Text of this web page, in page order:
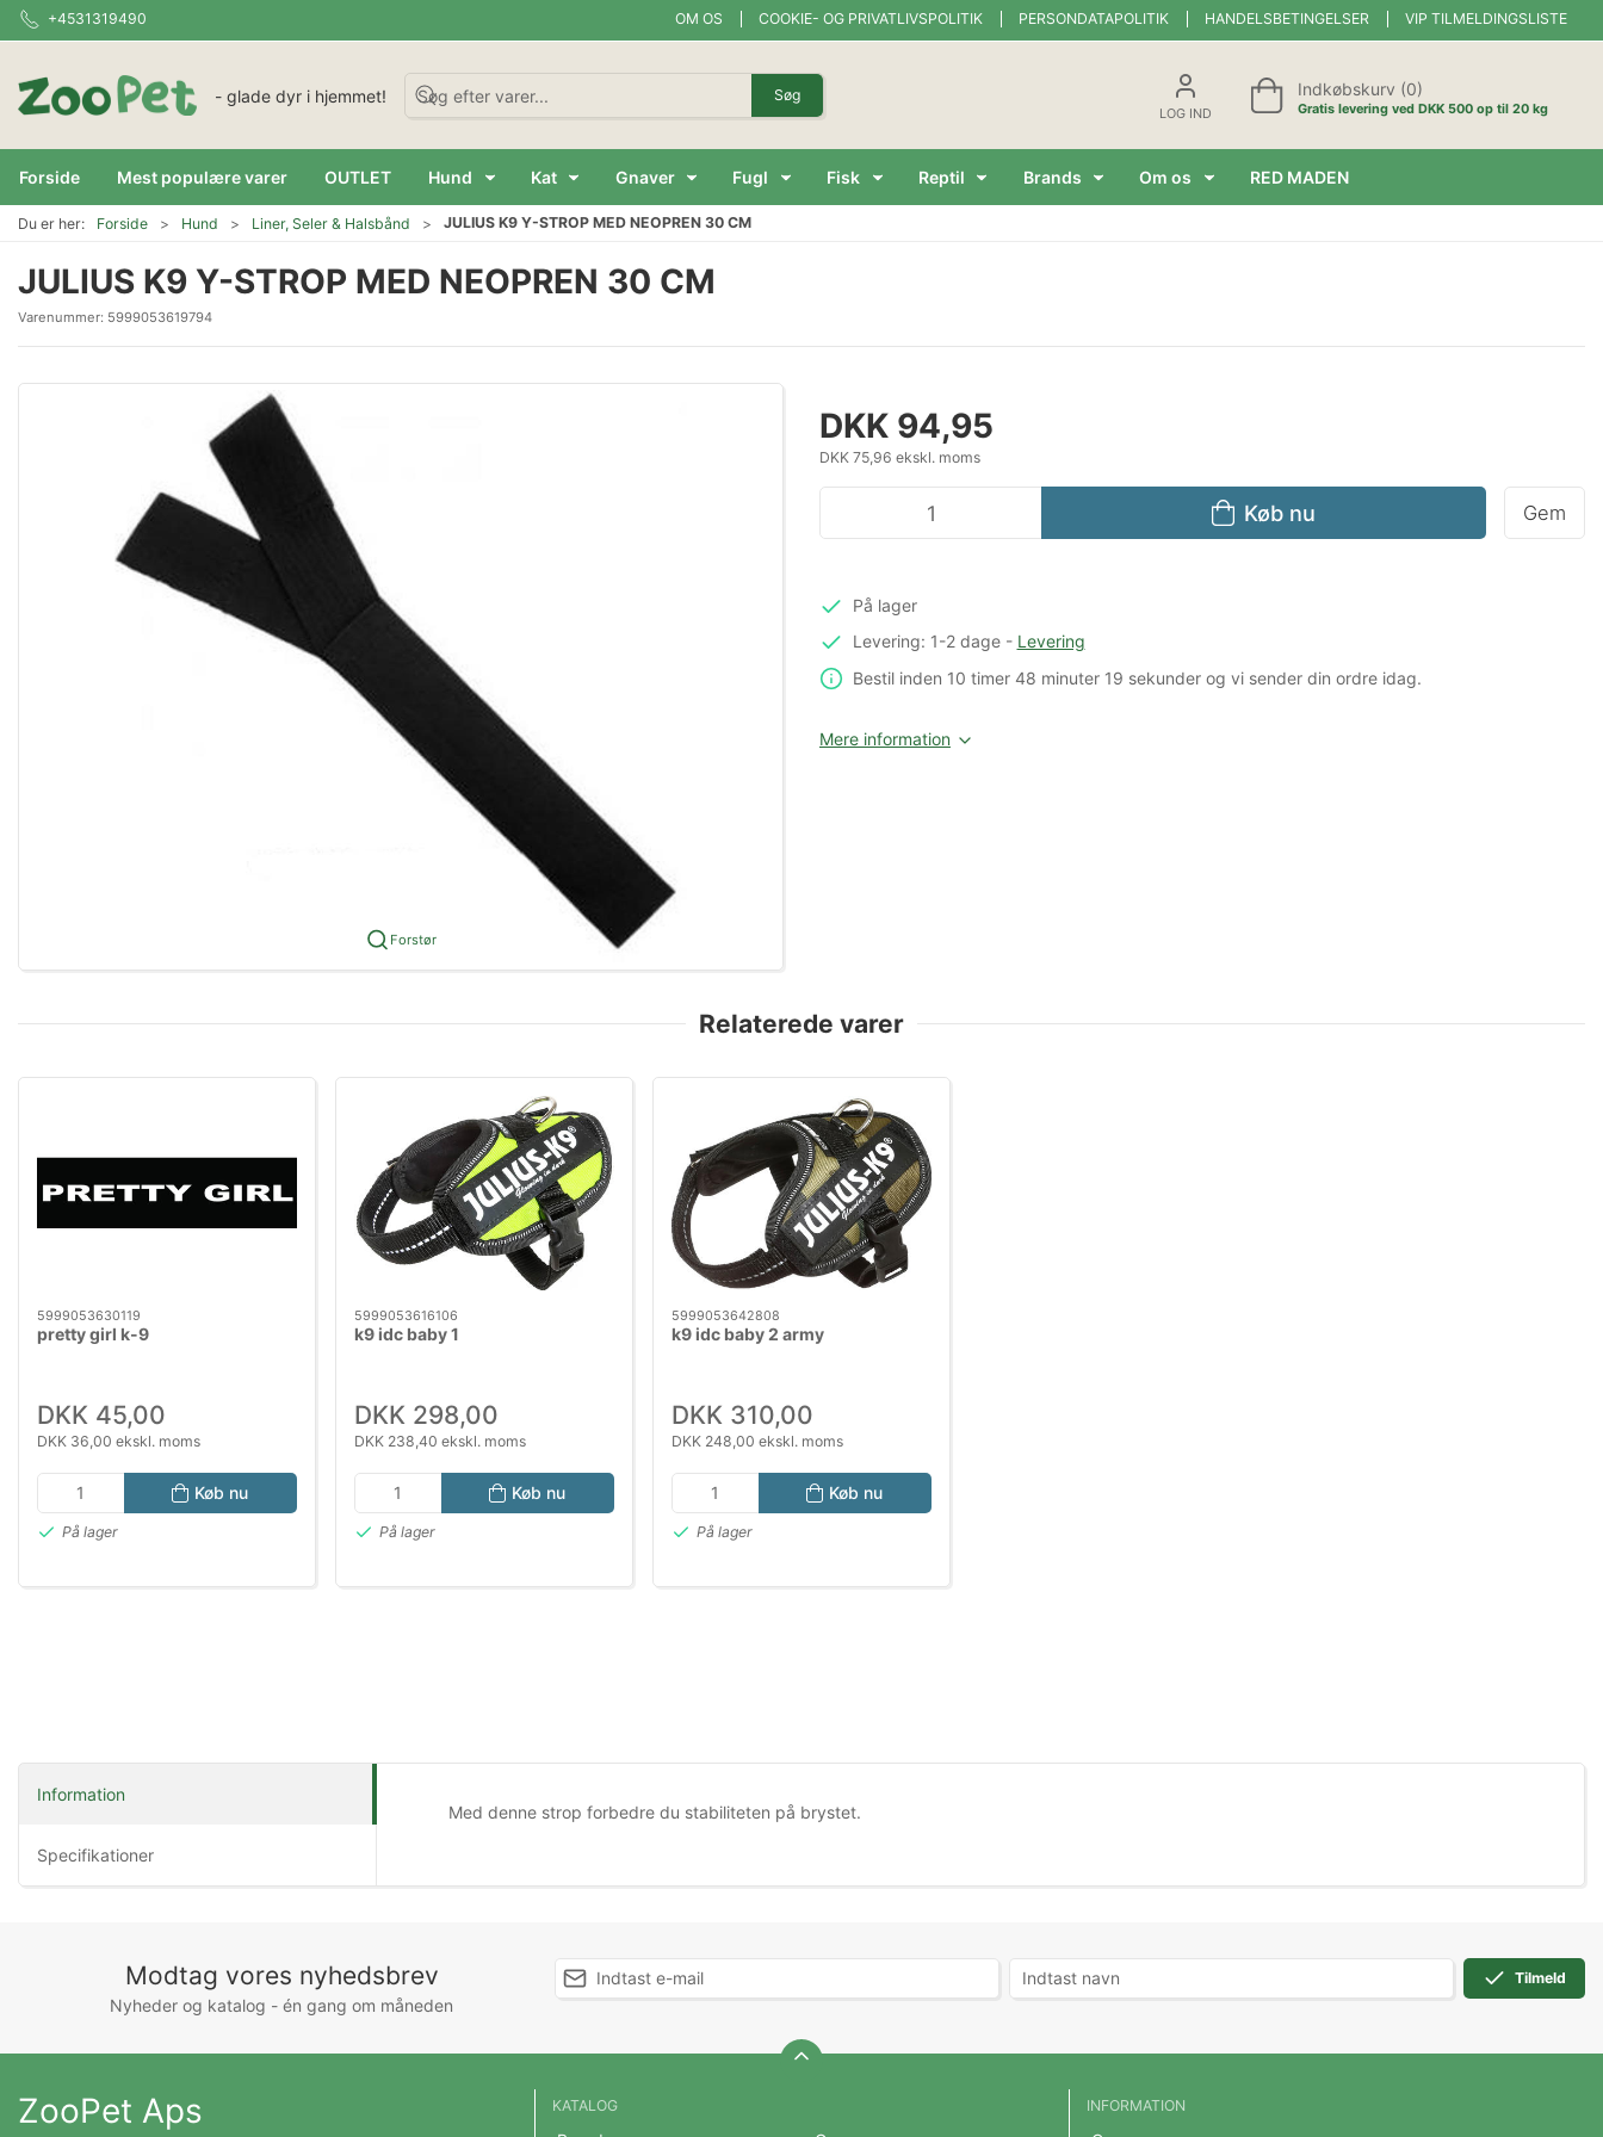
+4531319490 OM OS COOKIE- OG PRIVATLIVSPOLITIK PERSONDATAPOLITIK HANDELSBETINGELSER VIP TILMELDINGSLISTE
- glade dyr i hjemmet! Søg
LOG IND
Indkøbskurv (0)
Gratis levering ved DKK 500 op til 20 kg
Forside Mest populære varer OUTLET Hund Kat Gnaver Fugl Fisk Reptil Brands Om os RED MADEN
Du er her: Forside Hund Liner, Seler & Halsbånd JULIUS K9 Y-STROP MED NEOPREN 30 CM
JULIUS K9 Y-STROP MED NEOPREN 30 CM
Varenummer: 5999053619794
Forstør
DKK 94,95
DKK 75,96 ekskl. moms
Køb nu Gem
På lager
Levering: 1-2 dage- Levering
Bestil inden 10 timer48 minuter18 sekunderog vi sender din ordre idag.
Mere information
Relaterede varer
5999053630119
pretty girl k-9
DKK 45,00
DKK 36,00 ekskl. moms
Køb nu
På lager
5999053616106
k9 idc baby 1
DKK 298,00
DKK 238,40 ekskl. moms
Køb nu
På lager
5999053642808
k9 idc baby 2 army
DKK 310,00
DKK 248,00 ekskl. moms
Køb nu
På lager
Information
Specifikationer
Med denne strop forbedre du stabiliteten på brystet.
Modtag vores nyhedsbrev
Nyheder og katalog - én gang om måneden
Tilmeld
ZooPet Aps KATALOG INFORMATION